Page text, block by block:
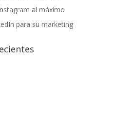
al máximo
para su marketing